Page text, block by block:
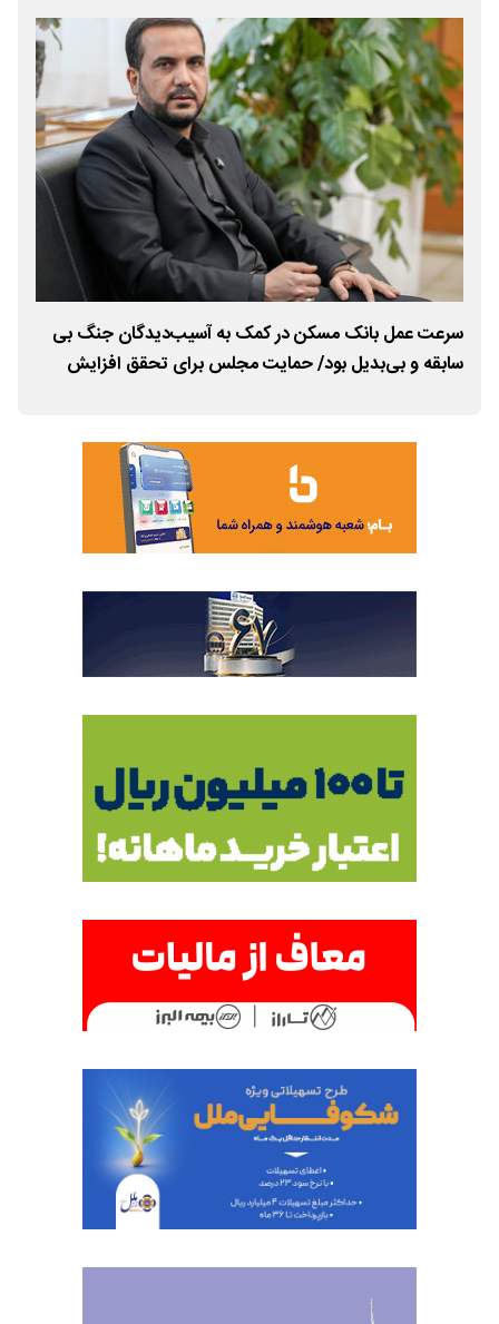
سرعت عمل بانک مسکن در کمک به آسیب‌دیدگان جنگ بی
سابقه و بی‌بدیل بود/ حمایت مجلس برای تحقق افزایش